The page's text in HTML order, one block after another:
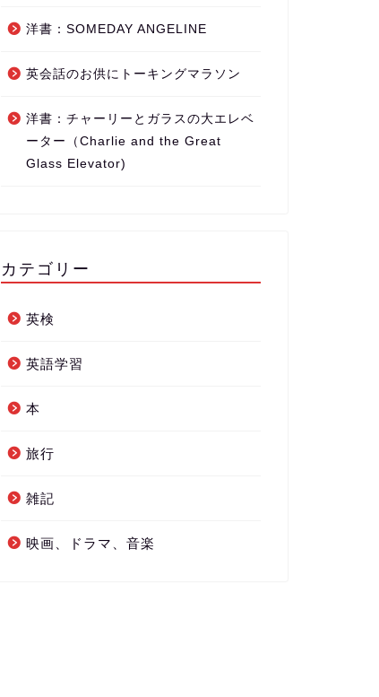
洋書：SOMEDAY ANGELINE
英会話のお供にトーキングマラソン
洋書：チャーリーとガラスの大エレベ
ーター（Charlie and the Great
Glass Elevator)
カテゴリー
英検
英語学習
本
旅行
雑記
映画、ドラマ、音楽